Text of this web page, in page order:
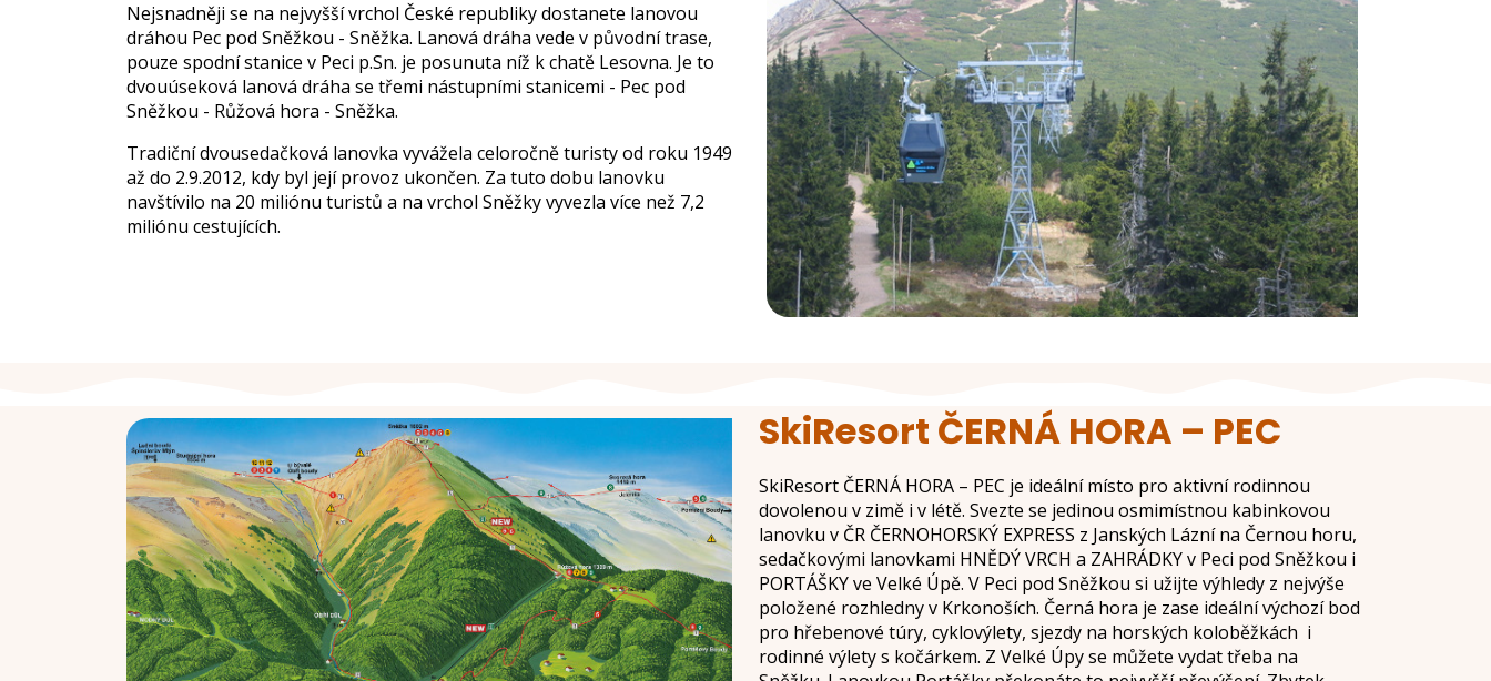
Nejsnadněji se na nejvyšší vrchol České republiky dostanete lanovou
dráhou Pec pod Sněžkou - Sněžka. Lanová dráha vede v původní trase,
pouze spodní stanice v Peci p.Sn. je posunuta níž k chatě Lesovna. Je to
dvouúseková lanová dráha se třemi nástupními stanicemi - Pec pod
Sněžkou - Růžová hora - Sněžka.
Tradiční dvousedačková lanovka vyvážela celoročně turisty od roku 1949
až do 2.9.2012, kdy byl její provoz ukončen. Za tuto dobu lanovku
navštívilo na 20 miliónu turistů a na vrchol Sněžky vyvezla více než 7,2
miliónu cestujících.
SkiResort ČERNÁ HORA – PEC
SkiResort ČERNÁ HORA – PEC je ideální místo pro aktivní rodinnou
dovolenou v zimě i v létě. Svezte se jedinou osmimístnou kabinkovou
lanovku v ČR ČERNOHORSKÝ EXPRESS z Janských Lázní na Černou horu,
sedačkovými lanovkami HNĚDÝ VRCH a ZAHRÁDKY v Peci pod Sněžkou i
PORTÁŠKY ve Velké Úpě. V Peci pod Sněžkou si užijte výhledy z nejvýše
položené rozhledny v Krkonoších. Černá hora je zase ideální výchozí bod
pro hřebenové túry, cyklovýlety, sjezdy na horských koloběžkách i
rodinné výlety s kočárkem. Z Velké Úpy se můžete vydat třeba na